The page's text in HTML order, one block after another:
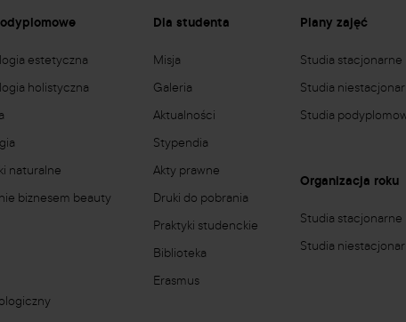
estetyczna
holistyczna
naturalne
biznesem beauty
Dla studenta
Misja
Galeria
Aktualności
Stypendia
Akty prawne
Druki do pobrania
Praktyki studenckie
Biblioteka
Erasmus
Plany zajęć
Studia stacjonarne
Studia
Studia
Organizacja roku
Studia stacjonarne
Studia